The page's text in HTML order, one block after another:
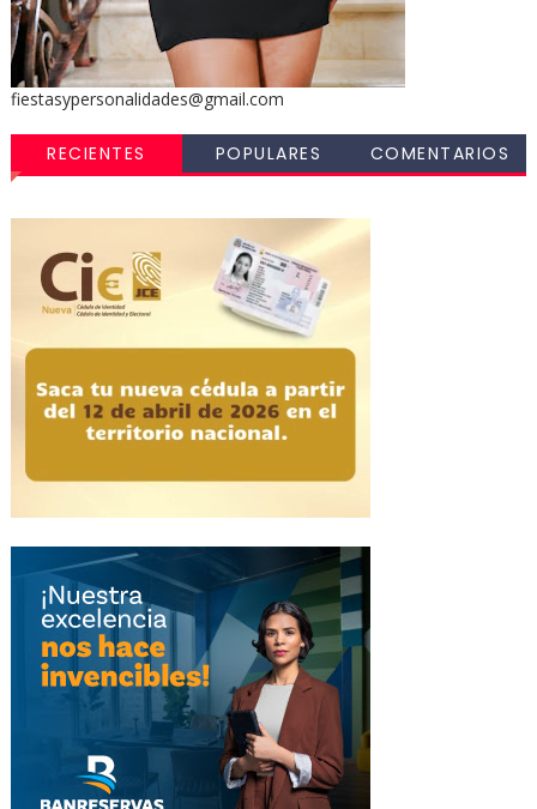
fiestasypersonalidades@gmail.com
RECIENTES POPULARES COMENTARIOS